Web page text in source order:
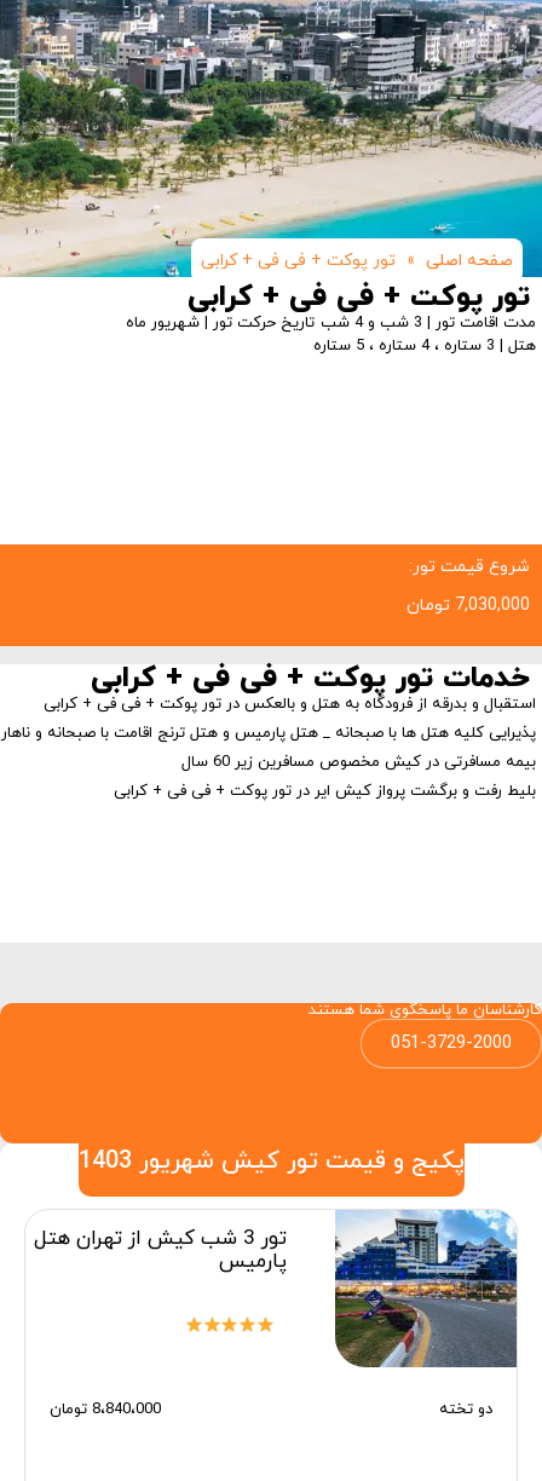
صفحه اصلی » تور پوکت + فی فی + کرابی
تور پوکت + فی فی + کرابی
مدت اقامت تور | 3 شب و 4 شب
تاریخ حرکت تور | شهریور ماه
هتل | 3 ستاره ، 4 ستاره ، 5 ستاره
شروع قیمت تور:
7,030,000 تومان
خدمات تور پوکت + فی فی + کرابی
استقبال و بدرقه از فرودگاه به هتل و بالعکس در تور پوکت + فی فی + کرابی
پذیرایی کلیه هتل ها با صبحانه _ هتل پارمیس و هتل ترنج اقامت با صبحانه و ناهار
بیمه مسافرتی در کیش مخصوص مسافرین زیر 60 سال
بلیط رفت و برگشت پرواز کیش ایر در تور پوکت + فی فی + کرابی
کارشناسان ما پاسخگوی شما هستند
051-3729-2000
پکیج و قیمت تور کیش شهریور 1403
تور 3 شب کیش از تهران هتل
پارمیس
دو تخته 8،840،000 تومان